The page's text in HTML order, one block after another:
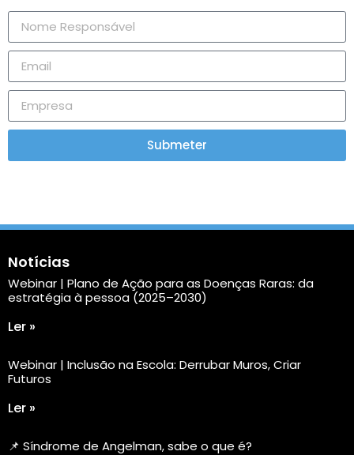
Submeter
Notícias
Webinar | Plano de Ação para as Doenças Raras: da
estratégia à pessoa (2025–2030)
Ler »
Webinar | Inclusão na Escola: Derrubar Muros, Criar
Futuros
Ler »
📌 Síndrome de Angelman, sabe o que é?